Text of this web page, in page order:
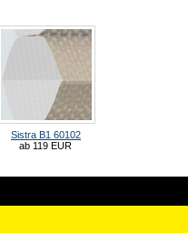
Sistra B1 60102
ab 119 EUR